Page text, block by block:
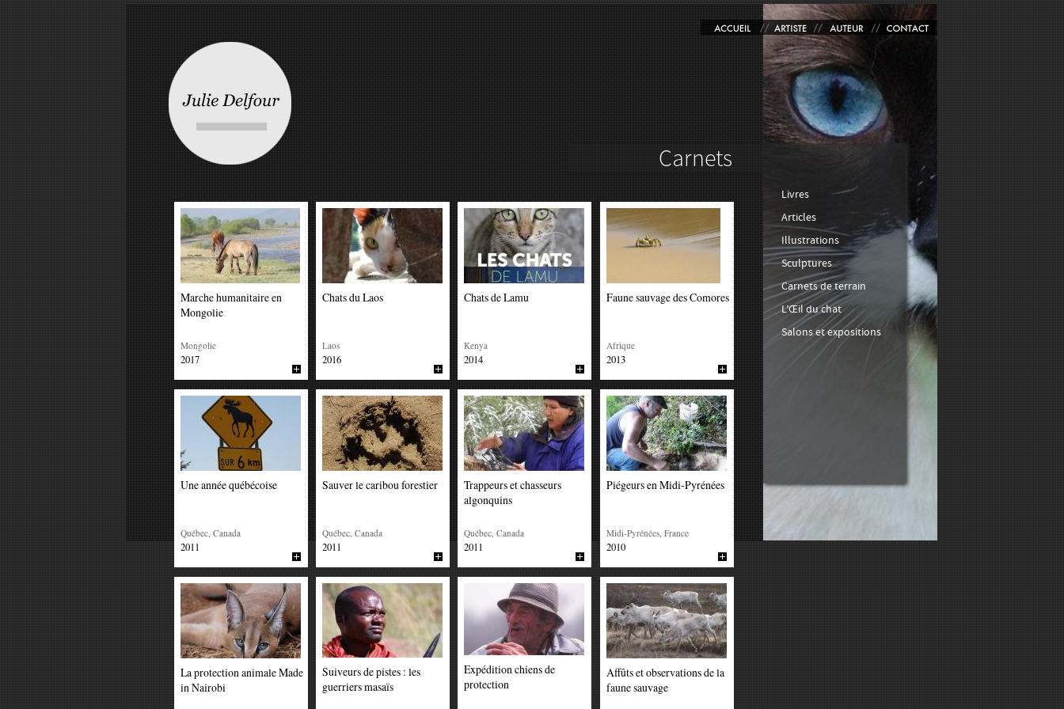
Marche humanitaire en
Mongolie
Mongolie
2017
Chats du Laos
Laos
2016
Chats de Lamu
Kenya
2014
Faune sauvage des Comores
Afrique
2013
Une année québécoise
Québec, Canada
2011
Sauver le caribou forestier
Québec, Canada
2011
Trappeurs et chasseurs
algonquins
Québec, Canada
2011
Piégeurs en Midi-Pyrénées
Midi-Pyrénées, France
2010
La protection animale Made
in Nairobi
Suiveurs de pistes : les
guerriers masaïs
Expédition chiens de
protection
Affûts et observations de la
faune sauvage
Livres
Articles
Illustrations
Sculptures
Carnets de terrain
L’Œil du chat
Salons et expositions